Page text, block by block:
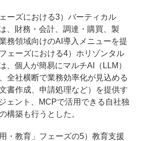
ーズにおける3）バーティカル
、財務・会計、調達・購買、製
務領域向けのAI導入メニューを提
ェーズにおける4）ホリゾンタル
、個人が簡易にマルチAI（LLM）
全社横断で業務効率化が見込める
書作成、申請処理など）を提供す
ェント、MCPで活用できる自社独
構築も行うとした。
・教育」フェーズの5）教育支援